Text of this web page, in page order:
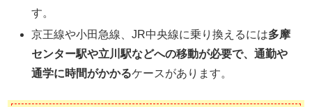
す。
京王線や小田急線、JR中央線に乗り換えるには多摩
センター駅や立川駅などへの移動が必要で、通勤や
通学に時間がかかるケースがあります。